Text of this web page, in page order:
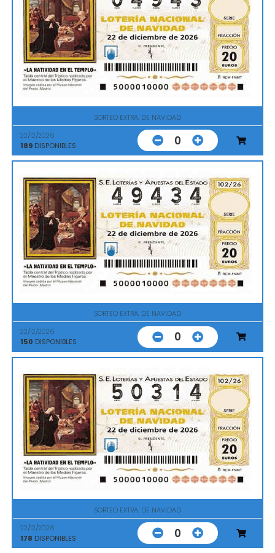
SORTEO EXTRA. DE NAVIDAD
22/12/2026
189 DISPONIBLES 0
SORTEO EXTRA. DE NAVIDAD
22/12/2026
150 DISPONIBLES 0
SORTEO EXTRA. DE NAVIDAD
22/12/2026
178 DISPONIBLES 0